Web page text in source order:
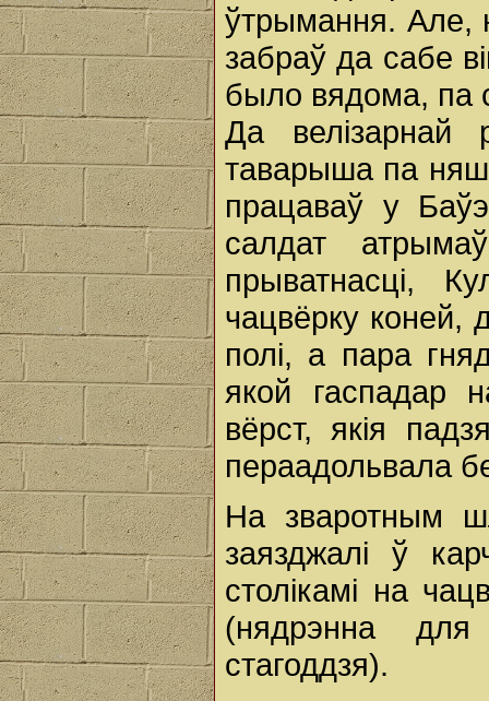
ўтрымання. Але,
забраў да сабе
было вядома, па
Да велізарнай
таварыша па
працаваў у
салдат
прыватнасці,
чацвёрку коней,
полі, а пара
якой гаспадар
вёрст, якія
пераадольвала
На зваротным
заязджалі ў
столікамі на
(нядрэнна
стагоддзя).